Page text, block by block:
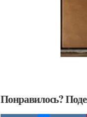
Понравилось?